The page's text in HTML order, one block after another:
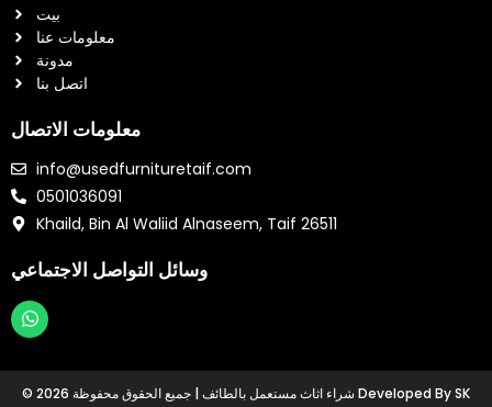
بيت
معلومات عنا
مدونة
اتصل بنا
معلومات الاتصال
info@usedfurnituretaif.com
0501036091
Khaild, Bin Al Waliid Alnaseem, Taif 26511
وسائل التواصل الاجتماعي
W
a
t
© 2026 شراء اثاث مستعمل بالطائف | جميع الحقوق محفوظة Developed By SK